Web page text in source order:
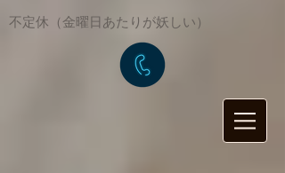
​不定休（金曜日あたりが妖しい）